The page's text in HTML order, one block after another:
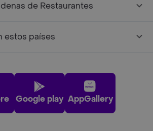
de Restaurantes
estos países
Google play AppGallery